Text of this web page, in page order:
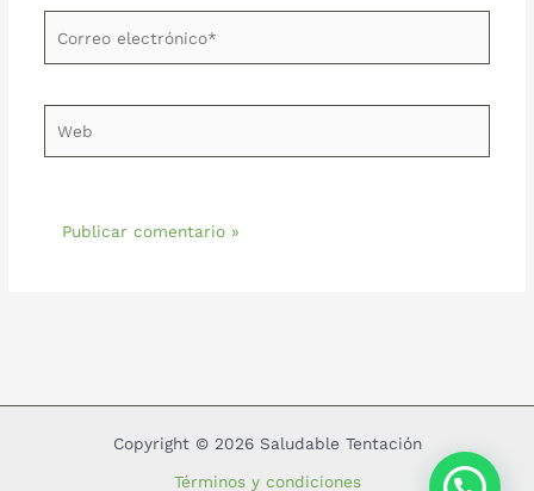
electrónico*
Copyright © 2026 Saludable Tentación
Términos y condiciones